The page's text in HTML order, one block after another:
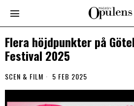
Flera höjdpunkter på
Festival 2025
SCEN & FILM 5 FEB 2025